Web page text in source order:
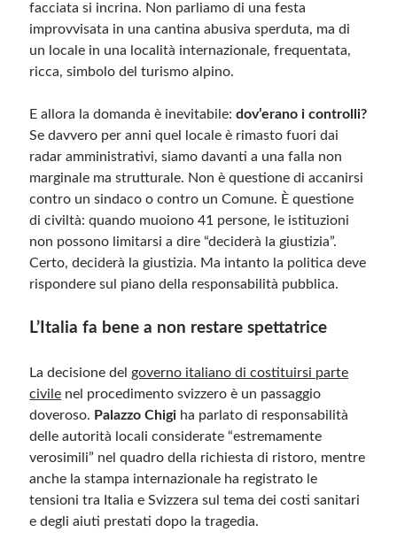
facciata si incrina. Non parliamo di una festa
improvvisata in una cantina abusiva sperduta, ma di
un locale in una località internazionale, frequentata,
ricca, simbolo del turismo alpino.
E allora la domanda è inevitabile:dov’erano i controlli?
Se davvero per anni quel locale è rimasto fuori dai
radar amministrativi, siamo davanti a una falla non
marginale ma strutturale. Non è questione di accanirsi
contro un sindaco o contro un Comune. È questione
di civiltà: quando muoiono 41 persone, le istituzioni
non possono limitarsi a dire “deciderà la giustizia”.
Certo, deciderà la giustizia. Ma intanto la politica deve
rispondere sul piano della responsabilità pubblica.
L’Italia fa bene a non restare spettatrice
La decisione del governo italiano di costituirsi parte
civile nel procedimento svizzero è un passaggio
doveroso. Palazzo Chigi ha parlato di responsabilità
delle autorità locali considerate “estremamente
verosimili” nel quadro della richiesta di ristoro, mentre
anche la stampa internazionale ha registrato le
tensioni tra Italia e Svizzera sul tema dei costi sanitari
e degli aiuti prestati dopo la tragedia.